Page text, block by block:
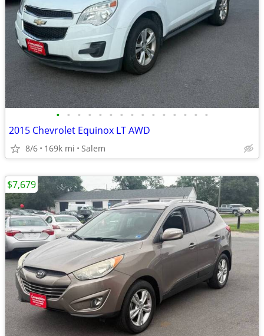
• • • • • • • • • • • • • • •
2015 Chevrolet Equinox LT AWD
8/6 169k mi Salem
$7,679